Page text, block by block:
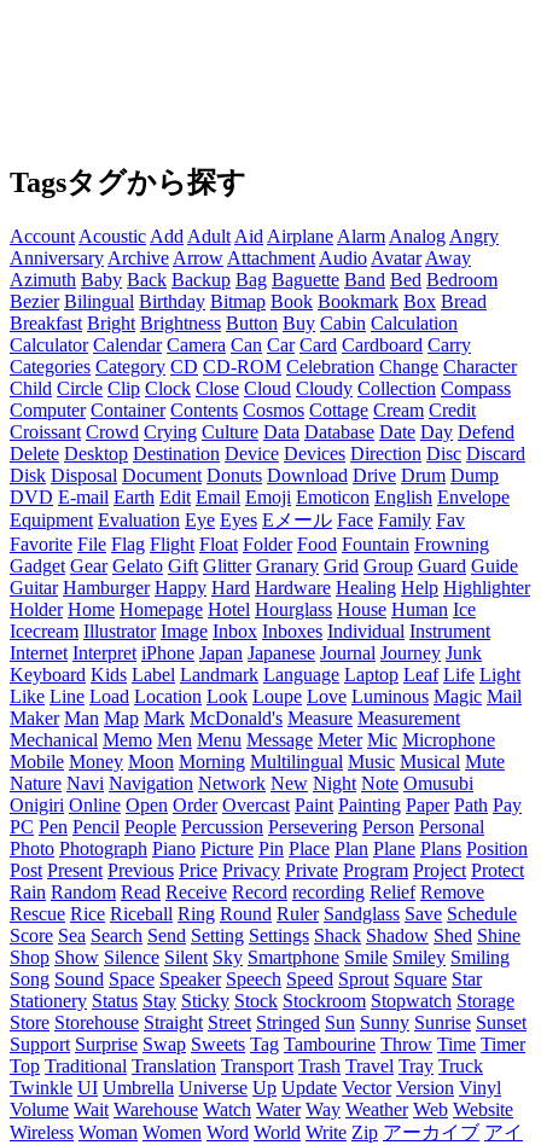
Tagsタグから探す
Account Acoustic Add Adult Aid Airplane Alarm Analog Angry
Anniversary Archive Arrow Attachment Audio Avatar Away
Azimuth Baby Back Backup Bag Baguette Band Bed Bedroom
Bezier Bilingual Birthday Bitmap Book Bookmark Box Bread
Breakfast Bright Brightness Button Buy Cabin Calculation
Calculator Calendar Camera Can Car Card Cardboard Carry
Categories Category CD CD-ROM Celebration Change Character
Child Circle Clip Clock Close Cloud Cloudy Collection Compass
Computer Container Contents Cosmos Cottage Cream Credit
Croissant Crowd Crying Culture Data Database Date Day Defend
Delete Desktop Destination Device Devices Direction Disc Discard
Disk Disposal Document Donuts Download Drive Drum Dump
DVD E-mail Earth Edit Email Emoji Emoticon English Envelope
Equipment Evaluation Eye Eyes Eメール Face Family Fav
Favorite File Flag Flight Float Folder Food Fountain Frowning
Gadget Gear Gelato Gift Glitter Granary Grid Group Guard Guide
Guitar Hamburger Happy Hard Hardware Healing Help Highlighter
Holder Home Homepage Hotel Hourglass House Human Ice
Icecream Illustrator Image Inbox Inboxes Individual Instrument
Internet Interpret iPhone Japan Japanese Journal Journey Junk
Keyboard Kids Label Landmark Language Laptop Leaf Life Light
Like Line Load Location Look Loupe Love Luminous Magic Mail
Maker Man Map Mark McDonald's Measure Measurement
Mechanical Memo Men Menu Message Meter Mic Microphone
Mobile Money Moon Morning Multilingual Music Musical Mute
Nature Navi Navigation Network New Night Note Omusubi
Onigiri Online Open Order Overcast Paint Painting Paper Path Pay
PC Pen Pencil People Percussion Persevering Person Personal
Photo Photograph Piano Picture Pin Place Plan Plane Plans Position
Post Present Previous Price Privacy Private Program Project Protect
Rain Random Read Receive Record recording Relief Remove
Rescue Rice Riceball Ring Round Ruler Sandglass Save Schedule
Score Sea Search Send Setting Settings Shack Shadow Shed Shine
Shop Show Silence Silent Sky Smartphone Smile Smiley Smiling
Song Sound Space Speaker Speech Speed Sprout Square Star
Stationery Status Stay Sticky Stock Stockroom Stopwatch Storage
Store Storehouse Straight Street Stringed Sun Sunny Sunrise Sunset
Support Surprise Swap Sweets Tag Tambourine Throw Time Timer
Top Traditional Translation Transport Trash Travel Tray Truck
Twinkle UI Umbrella Universe Up Update Vector Version Vinyl
Volume Wait Warehouse Watch Water Way Weather Web Website
Wireless Woman Women Word World Write Zip アーカイブ アイ